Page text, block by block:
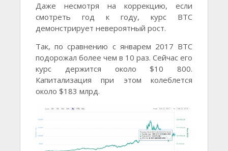
Даже несмотря на коррекцию, если
смотреть год к году, курс BTC
демонстрирует невероятный рост.
Так, по сравнению с январем 2017 BTC
подорожал более чем в 10 раз. Сейчас его
курс держится около $10 800.
Капитализация при этом колеблется
около $183 млрд.